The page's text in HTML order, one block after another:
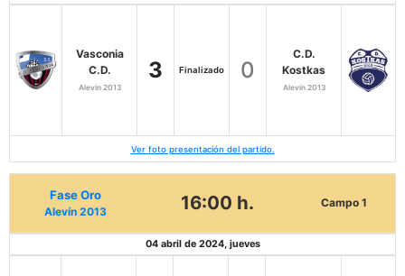
Vasconia
C.D.
Alevín 2013
3 Finalizado 0
C.D.
Kostkas
Alevín 2013
Ver foto presentación del partido.
Fase Oro
Alevín 2013 16:00 h. Campo 1
04 abril de 2024, jueves